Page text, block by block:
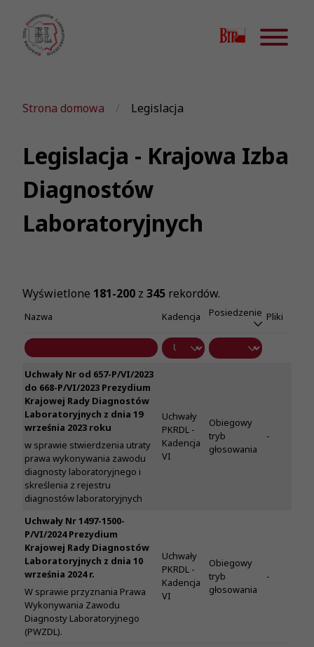
Strona domowa Legislacja
Legislacja - Krajowa Izba
Diagnostów
Laboratoryjnych
Wyświetlone 181-200 z 345 rekordów.
Nazwa Kadencja Posiedzenie Pliki
Uchwały Nr od 657-P/VI/2023
do 668-P/VI/2023 Prezydium
Krajowej Rady Diagnostów
Laboratoryjnych z dnia 19
września 2023 roku
w sprawie stwierdzenia utraty
prawa wykonywania zawodu
diagnosty laboratoryjnego i
skreślenia z rejestru
diagnostów laboratoryjnych
Uchwały
PKRDL -
Kadencja
VI
Obiegowy
tryb
głosowania
-
Uchwały Nr 1497-1500-
P/VI/2024 Prezydium
Krajowej Rady Diagnostów
Laboratoryjnych z dnia 10
września 2024 r.
W sprawie przyznania Prawa
Wykonywania Zawodu
Diagnosty Laboratoryjnego
(PWZDL).
Uchwały
PKRDL -
Kadencja
VI
Obiegowy
tryb
głosowania
-